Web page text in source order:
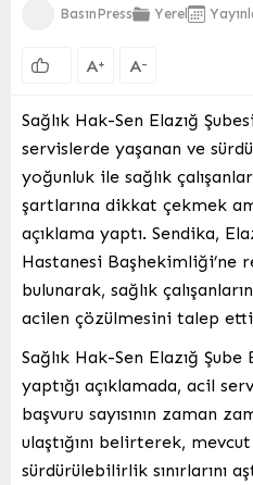
BasınPress Yerel
A+ A-
Sağlık Hak-Sen Elazığ
servislerde yaşanan ve
yoğunluk ile sağlık
şartlarına dikkat çekmek
açıklama yaptı. Sendika,
Hastanesi Başhekimliği’ne
bulunarak, sağlık
acilen çözülmesini talep
Sağlık Hak-Sen Elazığ
yaptığı açıklamada, acil
başvuru sayısının zaman
ulaştığını belirterek,
sürdürülebilirlik sınırlarını